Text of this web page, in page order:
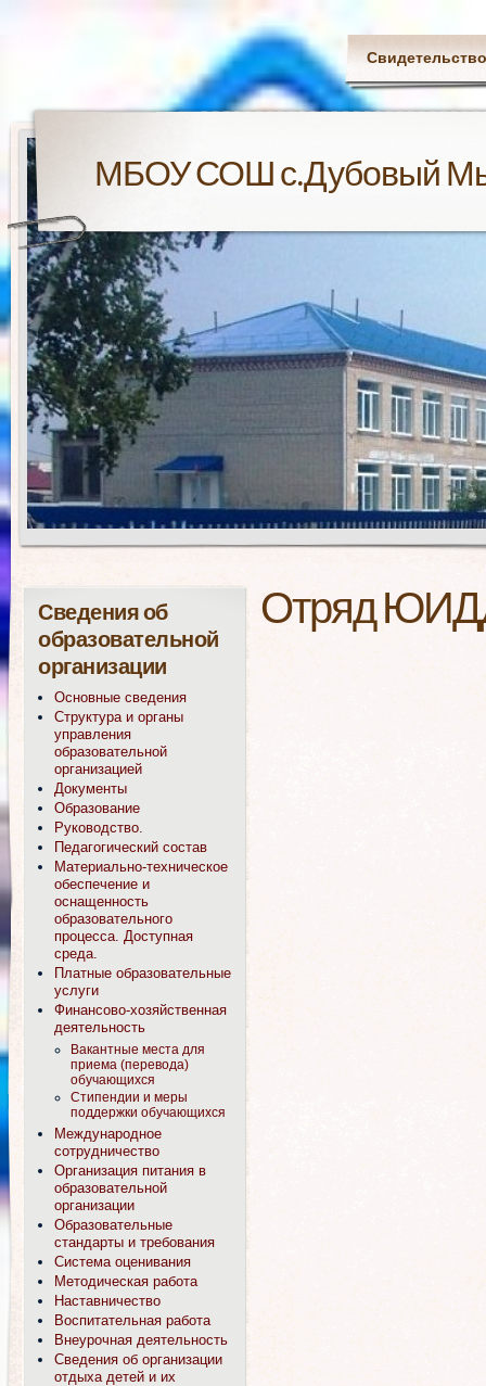
МБОУ СОШ с.Дубовый
Отряд
Сведения об
образовательной
организации
Основные сведения
Структура и органы
управления
образовательной
организацией
Документы
Образование
Руководство.
Педагогический состав
Материально-техническое
обеспечение и
оснащенность
образовательного
процесса. Доступная
среда.
Платные образовательные
услуги
Финансово-хозяйственная
деятельность
Вакантные места для
приема (перевода)
обучающихся
Стипендии и меры
поддержки обучающихся
Международное
сотрудничество
Организация питания в
образовательной
организации
Образовательные
стандарты и требования
Система оценивания
Методическая работа
Наставничество
Воспитательная работа
Внеурочная деятельность
Сведения об организации
отдыха детей и их